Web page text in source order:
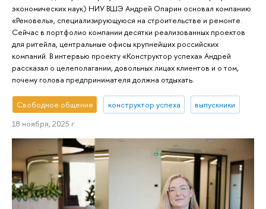
экономических наук) НИУ ВШЭ Андрей Опарин основал компанию
«Реновель», специализирующуюся на строительстве и ремонте.
Сейчас в портфолио компании десятки реализованных проектов
для ритейла, центральные офисы крупнейших российских
компаний. В интервью проекту «Конструктор успеха» Андрей
рассказал о целеполагании, довольных лицах клиентов и о том,
почему голова предпринимателя должна отдыхать.
Свободное общение конструктор успеха
выпускники
18 ноября, 2025 г.